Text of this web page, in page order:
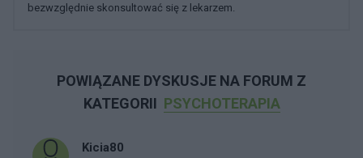
bezwzględnie skonsultować się z lekarzem.
POWIĄZANE DYSKUSJE NA FORUM Z
KATEGORII PSYCHOTERAPIA
Kicia80